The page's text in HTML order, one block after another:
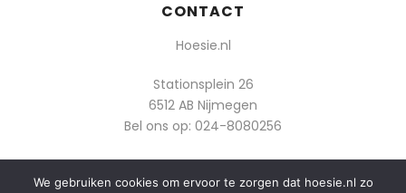
CONTACT
Hoesie.nl
Stationsplein 26
6512 AB Nijmegen
Bel ons op: 024-8080256
Of mail: info@hoesie.nl
We gebruiken cookies om ervoor te zorgen dat hoesie.nl zo